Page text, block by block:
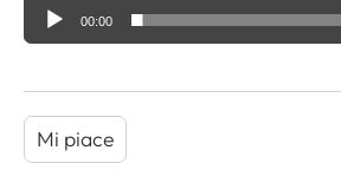
y
e
r
00:00
Mi piace